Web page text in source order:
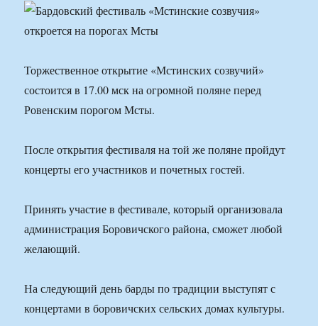
Торжественное открытие «Мстинских созвучий»
состоится в 17.00 мск на огромной поляне перед
Ровенским порогом Мсты.
После открытия фестиваля на той же поляне пройдут
концерты его участников и почетных гостей.
Принять участие в фестивале, который организовала
администрация Боровичского района, сможет любой
желающий.
На следующий день барды по традиции выступят с
концертами в боровичских сельских домах культуры.